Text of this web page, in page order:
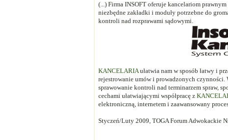
(...) Firma INSOFT oferuje kancelariom prawnym
niezbędne zakładki i moduły potrzebne do
kontroli nad rozprawami sądowymi.
KANCELARIAułatwia nam w sposób łatwy i
rejestrowanie umów i prowadzonych
sprawowanie kontroli nad terminarzem spraw,
cechami ułatwiającymi współpracę z
elektroniczną, internetem i zaawansowany
Styczeń/Luty 2009, TOGA Forum Adwokackie